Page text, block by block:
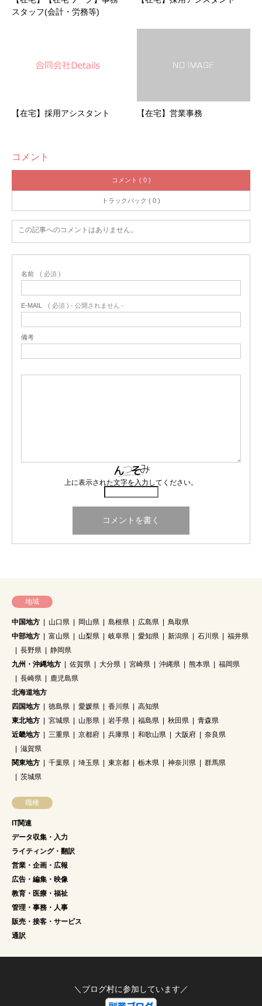
スタッフ(会計・労務等)
【在宅】採用アシスタント 【在宅】営業事務
コメント
コメント ( 0 )
トラックバック ( 0 )
この記事へのコメントはありません。
名前 ( 必須 )
E-MAIL ( 必須 ) - 公開されません -
備考
上に表示された文字を入力してください。
地域
中国地方 山口県 岡山県 島根県 広島県
鳥取県
中部地方
富山県 山梨県 岐阜県 愛知県 新潟県 石川県
福井県
長野県
静岡県
九州・沖縄地方
佐賀県 大分県 宮崎県 沖縄県 熊本県
福岡県
長崎県
鹿児島県
北海道地方
四国地方
徳島県 愛媛県 香川県
高知県
東北地方
宮城県 山形県 岩手県 福島県 秋田県
青森県
近畿地方
三重県 京都府 兵庫県 和歌山県 大阪府
奈良県
滋賀県
関東地方
千葉県 埼玉県 東京都 栃木県 神奈川県
群馬県
茨城県
職種
IT関連
データ収集・入力
ライティング・翻訳
営業・企画・広報
広告・編集・映像
教育・医療・福祉
管理・事務・人事
販売・接客・サービス
通訳
＼ブログ村に参加しています／